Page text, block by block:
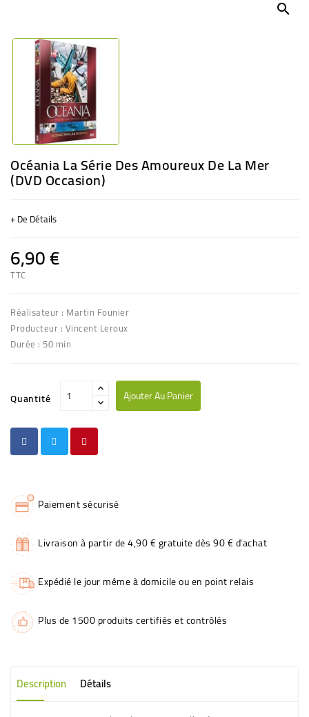
search
Océania La Série Des Amoureux De La Mer
(DVD Occasion)
+ De Détails
6,90 €
TTC
Réalisateur : Martin Founier
Producteur : Vincent Leroux
Durée : 50 min
Quantité Ajouter Au Panier
Paiement sécurisé
Livraison à partir de 4,90 € gratuite dès 90 € d'achat
Expédié le jour même à domicile ou en point relais
Plus de 1500 produits certifiés et contrôlés
Description Détails